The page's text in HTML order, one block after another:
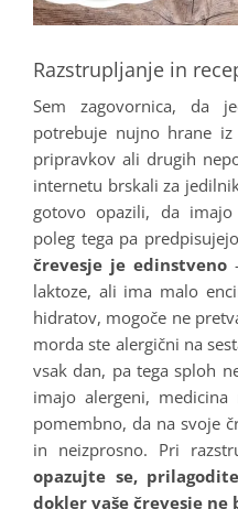
Razstrupljanje in
Sem zagovornica, da
potrebuje nujno hrane
pripravkov ali drugih
internetu brskali za
gotovo opazili, da
poleg tega pa
črevesje je edinstveno
laktoze, ali ima malo
hidratov, mogoče ne
morda ste alergični na
vsak dan, pa tega sploh
imajo alergeni,
pomembno, da na svoje
in neizprosno. Pri
opazujte se,
dokler vaše črevesje ne